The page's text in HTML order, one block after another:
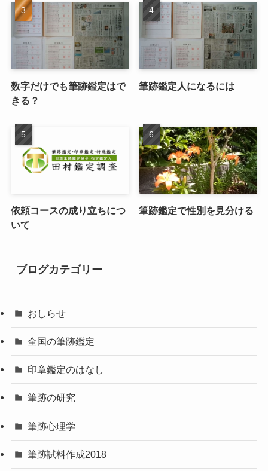
数字だけでも筆跡鑑定はで
きる？
筆跡鑑定人になるには
依頼コースの成り立ちにつ
いて
筆跡鑑定で性別を見分ける
ブログカテゴリー
おしらせ
全国の筆跡鑑定
印章鑑定のはなし
筆跡の研究
筆跡心理学
筆跡試料作成2018